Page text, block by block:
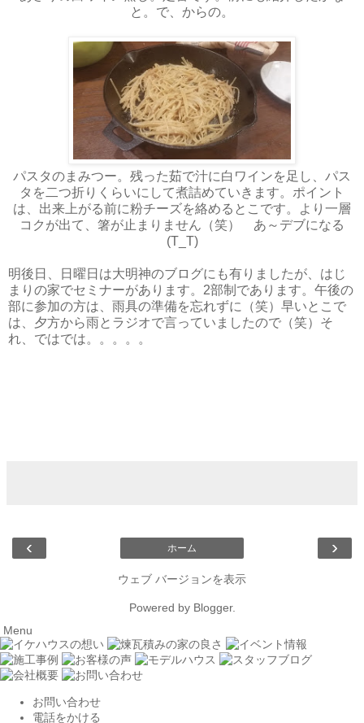
と。で、からの。
パスタのまみつー。残った茹で汁に白ワインを足し、パス
タを二つ折りくらいにして煮詰めていきます。ポイント
は、出来上がる前に粉チーズを絡めるとこです。より一層
コクが出て、箸が止まりません（笑） あ～デブになる
(T_T)
明後日、日曜日は大明神のブログにも有りましたが、はじ
まりの家でセミナーがあります。2部制であります。午後の
部に参加の方は、雨具の準備を忘れずに（笑）早いとこで
は、夕方から雨とラジオで言っていましたので（笑）そ
れ、ではでは。。。。。
‹ ›
ホーム
ウェブ バージョンを表示
Powered by Blogger.
Menu
お問い合わせ
電話をかける